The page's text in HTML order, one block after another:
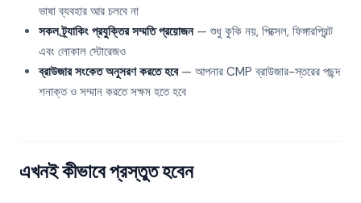
ভাষা ব্যবহার আর চলবে না
সকল ট্র্যাকিং প্রযুক্তির সম্মতি প্রয়োজন— শুধু কুকি নয়, পিক্সেল, ফিঙ্গারপ্রিন্ট
এবং লোকাল স্টোরেজও
ব্রাউজার সংকেত অনুসরণ করতে হবে— আপনার CMP ব্রাউজার-স্তরের পছন্দ
শনাক্ত ও সম্মান করতে সক্ষম হতে হবে
এখনই কীভাবে প্রস্তুত হবেন